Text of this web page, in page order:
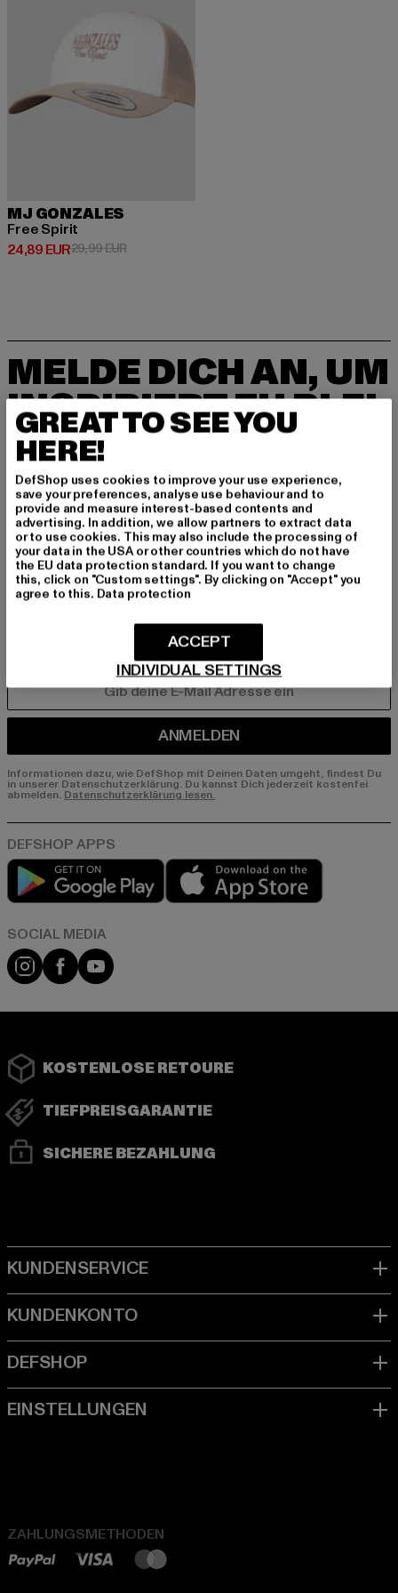
MJ GONZALES
Free Spirit
24,89 EUR
Derzeitiger Preis: 24,89 EUR
29,99 EURAktionspreis: 29,99 EUR
MELDE DICH AN, UM
INSPIRIERT ZU BLEI
BEN!
Melde dich hier für unseren Newsletter an und
erhalte künftig Informationen über aktuelle Tre
nds, Angebote und Gutscheine von DefShop p
er E-Mail!
An welchen Produkten bist du interessiert?
ANMELDEN
Informationen dazu, wie DefShop mit Deinen Daten umgeht, findest Du
in unserer Datenschutzerklärung. Du kannst Dich jederzeit kostenfei
abmelden. Datenschutzerklärung lesen.
Play market
Instagram
FacebookYouTube
KOSTENLOSE RETOURE
TIEFPREISGARANTIE
SICHERE BEZAHLUNG
ZAHLUNGSMETHODEN
GREAT TO SEE YOU
HERE!
DefShop uses cookies to improve your use experience,
save your preferences, analyse use behaviour and to
provide and measure interest-based contents and
advertising. In addition, we allow partners to extract data
or to use cookies. This may also include the processing of
your data in the USA or other countries which do not have
the EU data protection standard. If you want to change
this, click on "Custom settings". By clicking on "Accept" you
agree to this. Data protection
INDIVIDUAL SETTINGS
ACCEPT